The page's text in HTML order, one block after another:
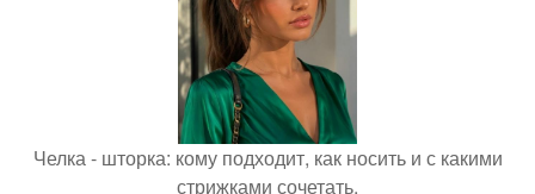
Челка - шторка: кому подходит, как носить и с какими
стрижками сочетать.